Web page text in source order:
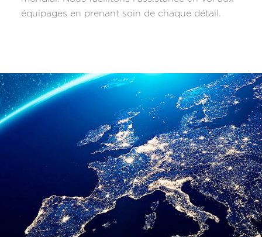
équipages en prenant soin de chaque détail.